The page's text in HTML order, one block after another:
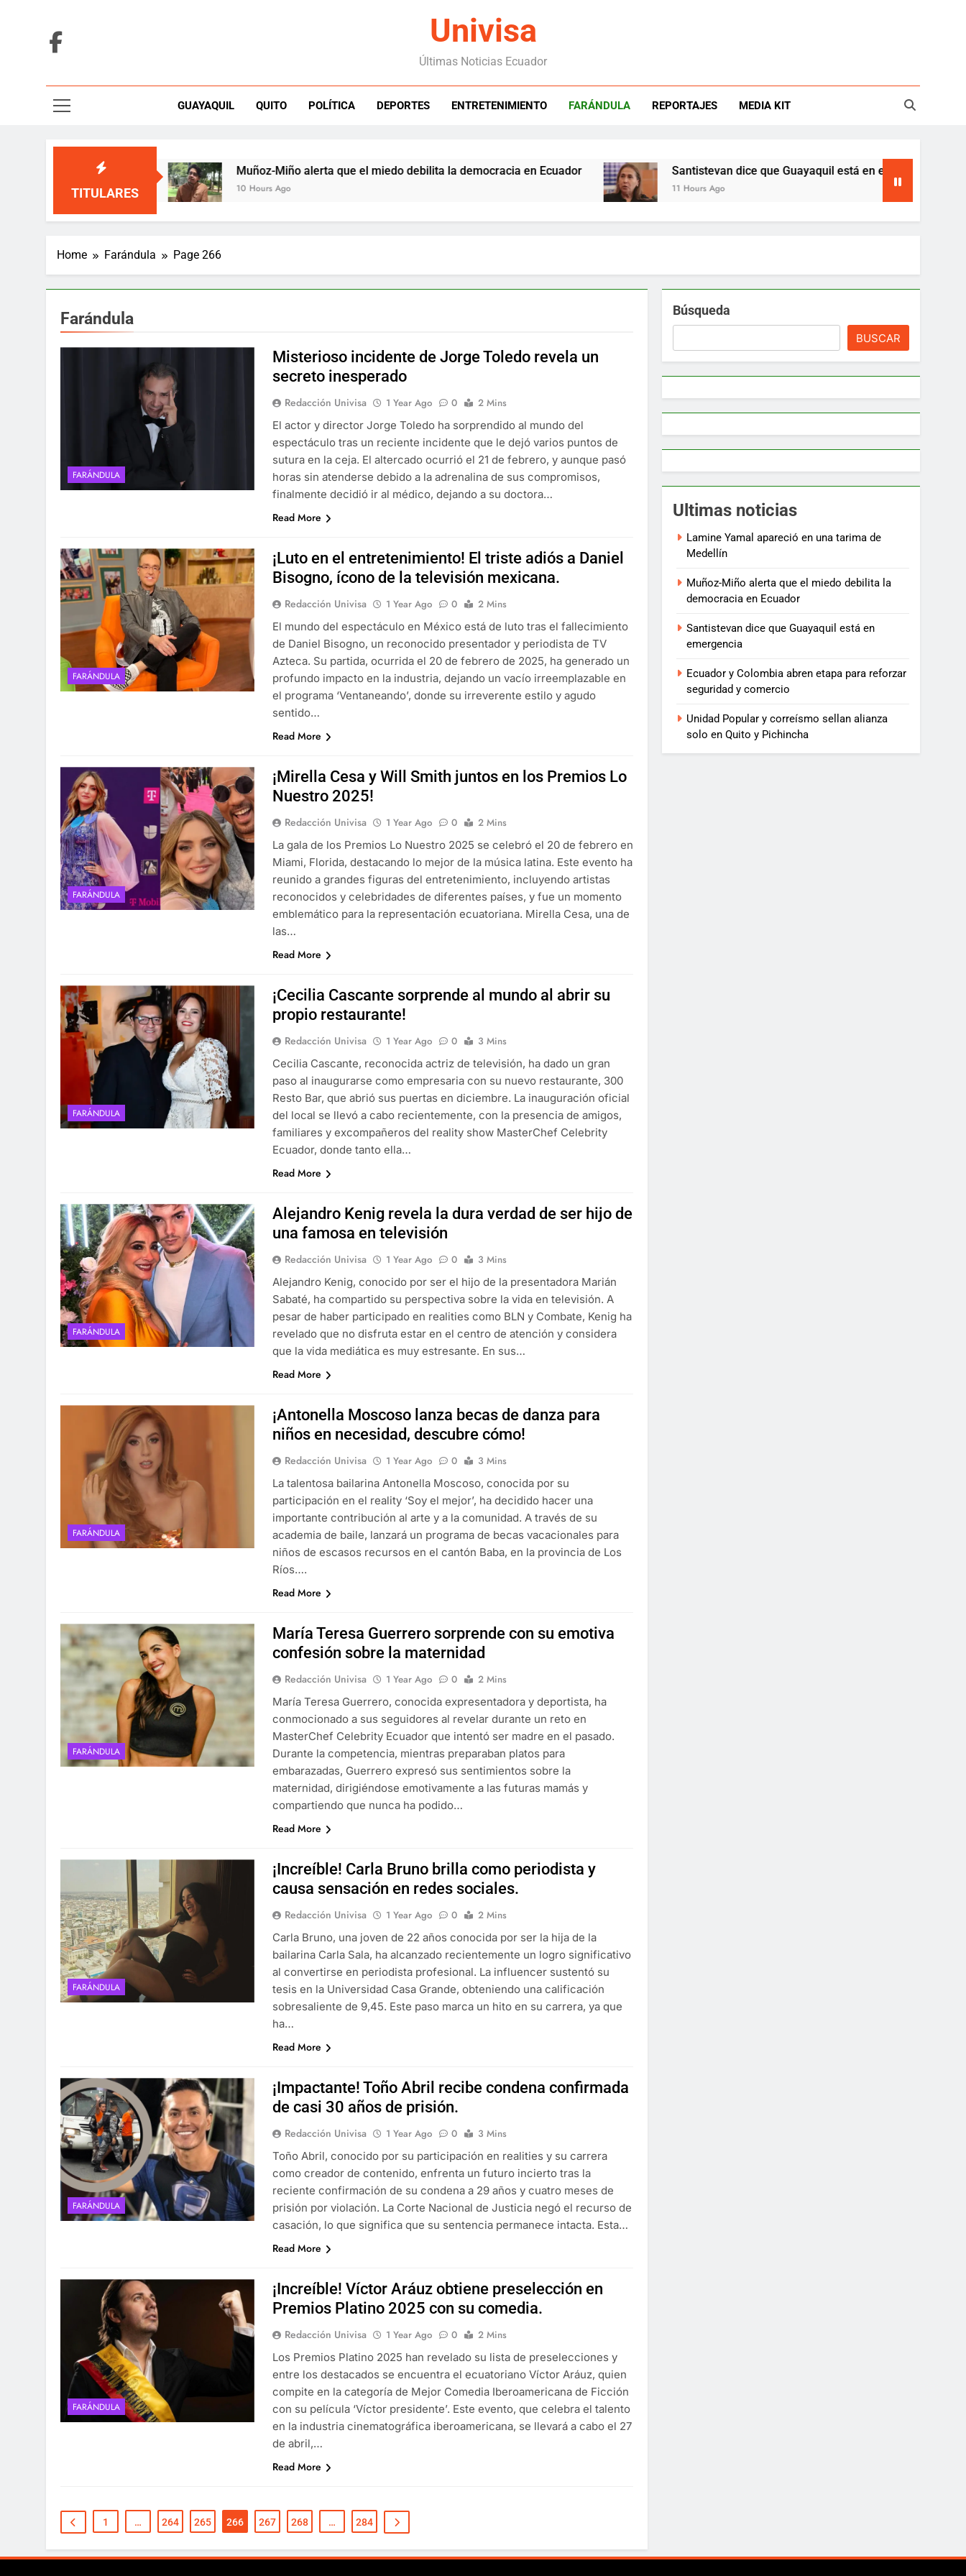
Univisa
Últimas Noticias Ecuador
GUAYAQUIL QUITO POLÍTICA DEPORTES ENTRETENIMIENTO FARÁNDULA REPORTAJES MEDIA KIT
TITULARES
Muñoz-Miño alerta que el miedo debilita la democracia en Ecuador
10 Hours Ago
Santistevan dice que Guayaquil está en emergencia
11 Hours Ago
Home Farándula Page 266
Farándula
FARÁNDULA
Misterioso incidente de Jorge Toledo revela un
secreto inesperado
Redacción Univisa 1 Year Ago 0
2 Mins
El actor y director Jorge Toledo ha sorprendido al mundo del
espectáculo tras un reciente incidente que le dejó varios puntos de
sutura en la ceja. El altercado ocurrió el 21 de febrero, y aunque pasó
horas sin atenderse debido a la adrenalina de sus compromisos,
finalmente decidió ir al médico, dejando a su doctora…
Read More
FARÁNDULA
¡Luto en el entretenimiento! El triste adiós a Daniel
Bisogno, ícono de la televisión mexicana.
Redacción Univisa 1 Year Ago 0
2 Mins
El mundo del espectáculo en México está de luto tras el fallecimiento
de Daniel Bisogno, un reconocido presentador y periodista de TV
Azteca. Su partida, ocurrida el 20 de febrero de 2025, ha generado un
profundo impacto en la industria, dejando un vacío irreemplazable en
el programa ‘Ventaneando’, donde su irreverente estilo y agudo
sentido…
Read More
FARÁNDULA
¡Mirella Cesa y Will Smith juntos en los Premios Lo
Nuestro 2025!
Redacción Univisa 1 Year Ago 0
2 Mins
La gala de los Premios Lo Nuestro 2025 se celebró el 20 de febrero en
Miami, Florida, destacando lo mejor de la música latina. Este evento ha
reunido a grandes figuras del entretenimiento, incluyendo artistas
reconocidos y celebridades de diferentes países, y fue un momento
emblemático para la representación ecuatoriana. Mirella Cesa, una de
las…
Read More
FARÁNDULA
¡Cecilia Cascante sorprende al mundo al abrir su
propio restaurante!
Redacción Univisa 1 Year Ago 0
3 Mins
Cecilia Cascante, reconocida actriz de televisión, ha dado un gran
paso al inaugurarse como empresaria con su nuevo restaurante, 300
Resto Bar, que abrió sus puertas en diciembre. La inauguración oficial
del local se llevó a cabo recientemente, con la presencia de amigos,
familiares y excompañeros del reality show MasterChef Celebrity
Ecuador, donde tanto ella…
Read More
FARÁNDULA
Alejandro Kenig revela la dura verdad de ser hijo de
una famosa en televisión
Redacción Univisa 1 Year Ago 0
3 Mins
Alejandro Kenig, conocido por ser el hijo de la presentadora Marián
Sabaté, ha compartido su perspectiva sobre la vida en televisión. A
pesar de haber participado en realities como BLN y Combate, Kenig ha
revelado que no disfruta estar en el centro de atención y considera
que la vida mediática es muy estresante. En sus…
Read More
FARÁNDULA
¡Antonella Moscoso lanza becas de danza para
niños en necesidad, descubre cómo!
Redacción Univisa 1 Year Ago 0
3 Mins
La talentosa bailarina Antonella Moscoso, conocida por su
participación en el reality ‘Soy el mejor’, ha decidido hacer una
importante contribución al arte y a la comunidad. A través de su
academia de baile, lanzará un programa de becas vacacionales para
niños de escasos recursos en el cantón Baba, en la provincia de Los
Ríos….
Read More
FARÁNDULA
María Teresa Guerrero sorprende con su emotiva
confesión sobre la maternidad
Redacción Univisa 1 Year Ago 0
2 Mins
María Teresa Guerrero, conocida expresentadora y deportista, ha
conmocionado a sus seguidores al revelar durante un reto en
MasterChef Celebrity Ecuador que intentó ser madre en el pasado.
Durante la competencia, mientras preparaban platos para
embarazadas, Guerrero expresó sus sentimientos sobre la
maternidad, dirigiéndose emotivamente a las futuras mamás y
compartiendo que nunca ha podido…
Read More
FARÁNDULA
¡Increíble! Carla Bruno brilla como periodista y
causa sensación en redes sociales.
Redacción Univisa 1 Year Ago 0
2 Mins
Carla Bruno, una joven de 22 años conocida por ser la hija de la
bailarina Carla Sala, ha alcanzado recientemente un logro significativo
al convertirse en periodista profesional. La influencer sustentó su
tesis en la Universidad Casa Grande, obteniendo una calificación
sobresaliente de 9,45. Este paso marca un hito en su carrera, ya que
ha…
Read More
FARÁNDULA
¡Impactante! Toño Abril recibe condena confirmada
de casi 30 años de prisión.
Redacción Univisa 1 Year Ago 0
3 Mins
Toño Abril, conocido por su participación en realities y su carrera
como creador de contenido, enfrenta un futuro incierto tras la
reciente confirmación de su condena a 29 años y cuatro meses de
prisión por violación. La Corte Nacional de Justicia negó el recurso de
casación, lo que significa que su sentencia permanece intacta. Esta…
Read More
FARÁNDULA
¡Increíble! Víctor Aráuz obtiene preselección en
Premios Platino 2025 con su comedia.
Redacción Univisa 1 Year Ago 0
2 Mins
Los Premios Platino 2025 han revelado su lista de preselecciones y
entre los destacados se encuentra el ecuatoriano Víctor Aráuz, quien
compite en la categoría de Mejor Comedia Iberoamericana de Ficción
con su película ‘Víctor presidente’. Este evento, que celebra el talento
en la industria cinematográfica iberoamericana, se llevará a cabo el 27
de abril,…
Read More
1 … 264 265 266 267 268 … 284
Búsqueda
BUSCAR
Ultimas noticias
Lamine Yamal apareció en una tarima de
Medellín
Muñoz-Miño alerta que el miedo debilita la
democracia en Ecuador
Santistevan dice que Guayaquil está en
emergencia
Ecuador y Colombia abren etapa para reforzar
seguridad y comercio
Unidad Popular y correísmo sellan alianza
solo en Quito y Pichincha